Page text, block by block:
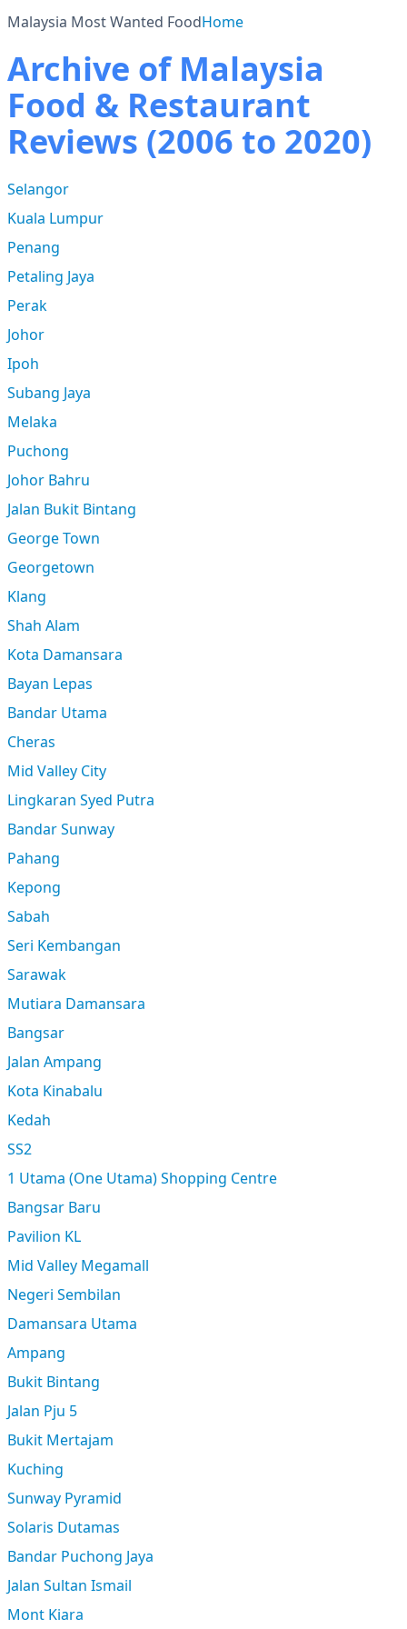
Malaysia Most Wanted FoodHome
Archive of Malaysia
Food & Restaurant
Reviews (2006 to 2020)
Selangor
Kuala Lumpur
Penang
Petaling Jaya
Perak
Johor
Ipoh
Subang Jaya
Melaka
Puchong
Johor Bahru
Jalan Bukit Bintang
George Town
Georgetown
Klang
Shah Alam
Kota Damansara
Bayan Lepas
Bandar Utama
Cheras
Mid Valley City
Lingkaran Syed Putra
Bandar Sunway
Pahang
Kepong
Sabah
Seri Kembangan
Sarawak
Mutiara Damansara
Bangsar
Jalan Ampang
Kota Kinabalu
Kedah
SS2
1 Utama (One Utama) Shopping Centre
Bangsar Baru
Pavilion KL
Mid Valley Megamall
Negeri Sembilan
Damansara Utama
Ampang
Bukit Bintang
Jalan Pju 5
Bukit Mertajam
Kuching
Sunway Pyramid
Solaris Dutamas
Bandar Puchong Jaya
Jalan Sultan Ismail
Mont Kiara